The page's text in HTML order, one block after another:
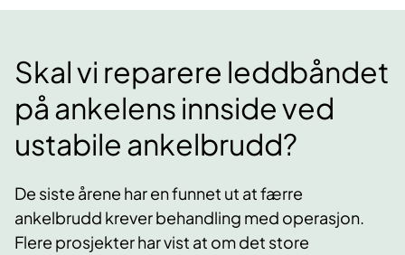
Skal vi reparere leddbåndet
på ankelens innside ved
ustabile ankelbrudd?
De siste årene har en funnet ut at færre
ankelbrudd krever behandling med operasjon.
Flere prosjekter har vist at om det store